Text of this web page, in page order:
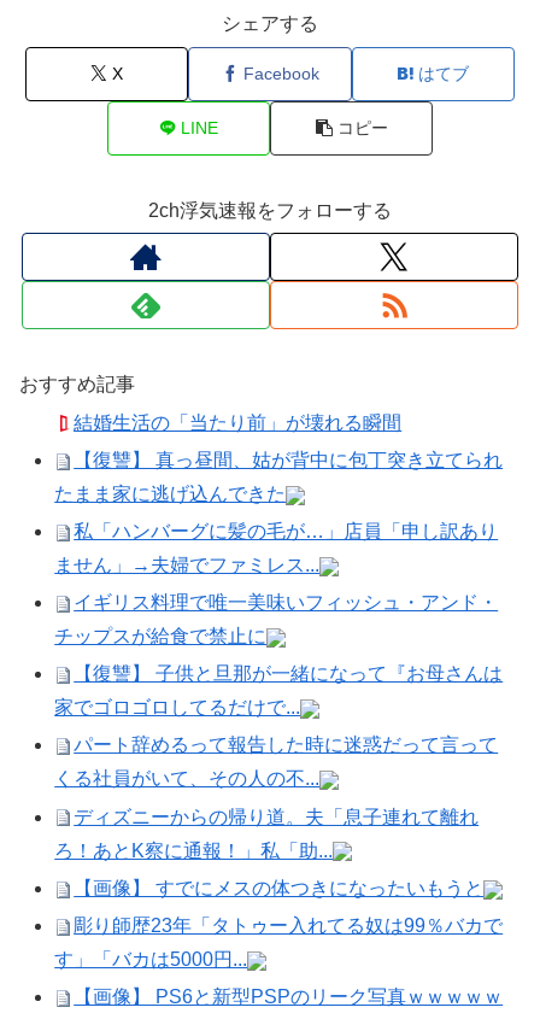
シェアする
X Facebook はてブ
LINE コピー
2ch浮気速報をフォローする
おすすめ記事
結婚生活の「当たり前」が壊れる瞬間
【復讐】 真っ昼間、姑が背中に包丁突き立てられ
たまま家に逃げ込んできた
私「ハンバーグに髪の毛が…」店員「申し訳あり
ません」→夫婦でファミレス...
イギリス料理で唯一美味いフィッシュ・アンド・
チップスが給食で禁止に
【復讐】 子供と旦那が一緒になって『お母さんは
家でゴロゴロしてるだけで...
パート辞めるって報告した時に迷惑だって言って
くる社員がいて、その人の不...
ディズニーからの帰り道。夫「息子連れて離れ
ろ！あとK察に通報！」私「助...
【画像】 すでにメスの体つきになったいもうと
彫り師歴23年「タトゥー入れてる奴は99％バカで
す」「バカは5000円...
【画像】 PS6と新型PSPのリーク写真ｗｗｗｗｗ